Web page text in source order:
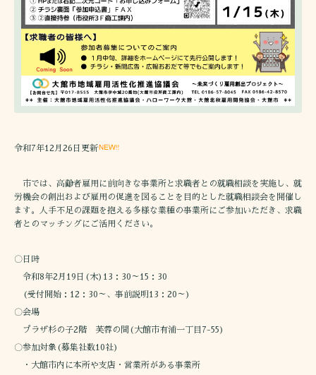
令和7年12月26日更新
市では、高齢者雇用に前向きな事業所と求職者との就職相談を実施し、就
労機会の創出および雇用の促進を図ることを目的とした就職相談会を開催し
ます。人手不足の課題を抱える多様な業種の事業所にご参加いただき、求職
者とのマッチングにご活用ください。
〇日時
令和8年2月19日(木)13：30～15：30
(受付開始：12：30～、事前説明13：20～)
〇会場
プラザ杉の子2階 芙蓉の間(大館市有浦一丁目7-55)
〇参加対象(募集社数10社)
・大館市内に本所や支店・営業所がある事業所